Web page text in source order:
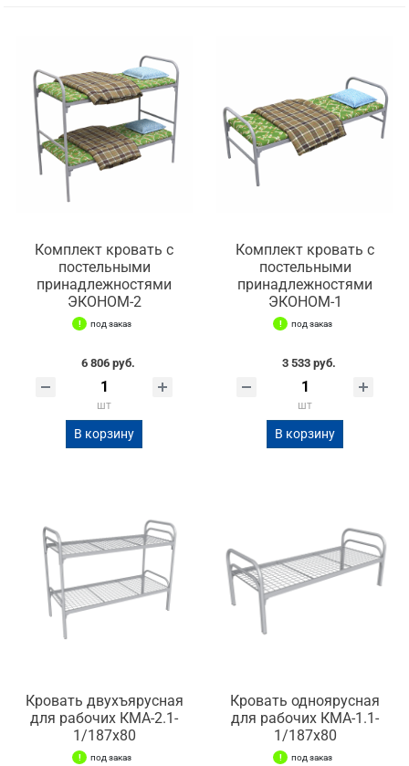
Комплект кровать с
постельными
принадлежностями
ЭКОНОМ-2
под заказ
6 806 руб.
шт
В корзину
Комплект кровать с
постельными
принадлежностями
ЭКОНОМ-1
под заказ
3 533 руб.
шт
В корзину
Кровать двухъярусная
для рабочих КМА-2.1-
1/187х80
под заказ
Кровать одноярусная
для рабочих КМА-1.1-
1/187х80
под заказ